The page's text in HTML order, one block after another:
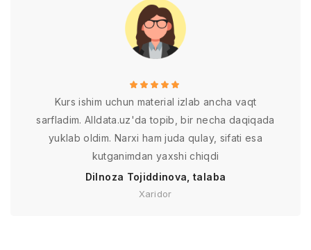
Kurs ishim uchun material izlab ancha vaqt
sarfladim. Alldata.uz'da topib, bir necha daqiqada
yuklab oldim. Narxi ham juda qulay, sifati esa
kutganimdan yaxshi chiqdi
Dilnoza Tojiddinova, talaba
Xaridor